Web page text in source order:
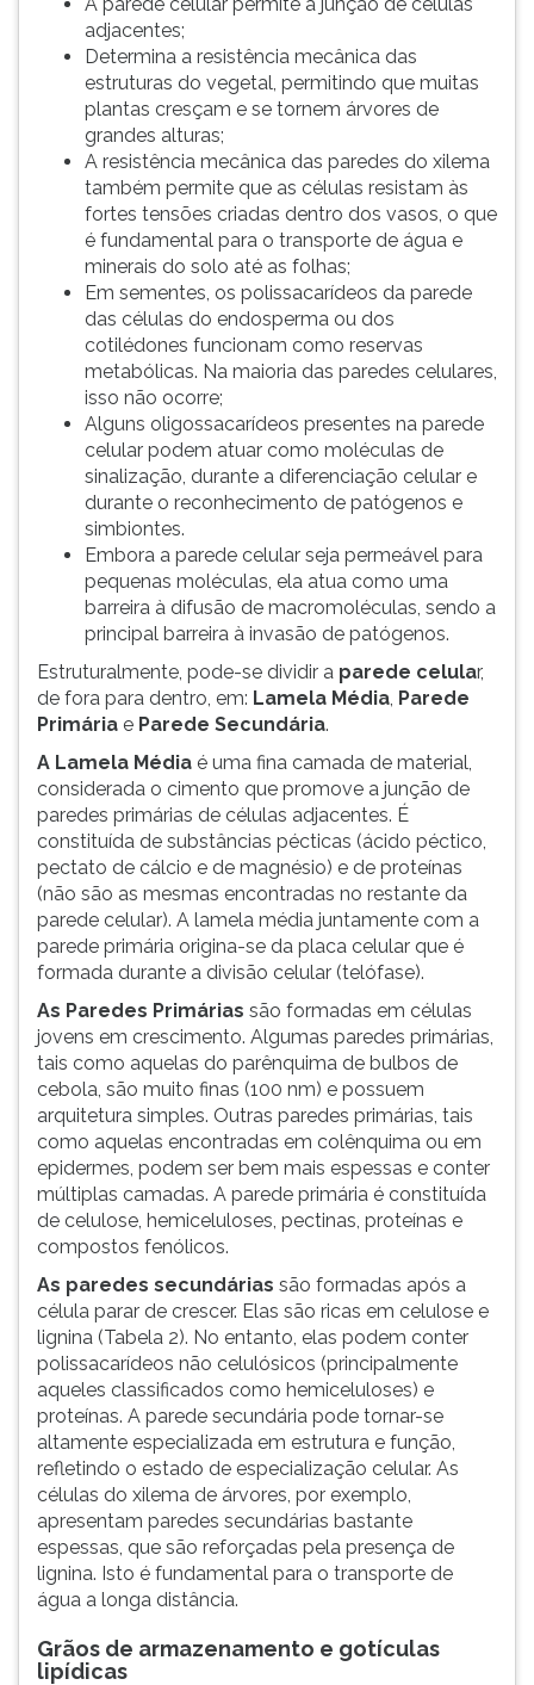
adjacentes;
Determina a resistência mecânica das
estruturas do vegetal, permitindo que muitas
plantas cresçam e se tornem árvores de
grandes alturas;
A resistência mecânica das paredes do xilema
também permite que as células resistam às
fortes tensões criadas dentro dos vasos, o que
é fundamental para o transporte de água e
minerais do solo até as folhas;
Em sementes, os polissacarídeos da parede
das células do endosperma ou dos
cotilédones funcionam como reservas
metabólicas. Na maioria das paredes celulares,
isso não ocorre;
Alguns oligossacarídeos presentes na parede
celular podem atuar como moléculas de
sinalização, durante a diferenciação celular e
durante o reconhecimento de patógenos e
simbiontes.
Embora a parede celular seja permeável para
pequenas moléculas, ela atua como uma
barreira à difusão de macromoléculas, sendo a
principal barreira à invasão de patógenos.
Estruturalmente, pode-se dividir a parede celular,
de fora para dentro, em: Lamela Média, Parede
Primária e Parede Secundária.
A Lamela Média é uma fina camada de material,
considerada o cimento que promove a junção de
paredes primárias de células adjacentes. É
constituída de substâncias pécticas (ácido péctico,
pectato de cálcio e de magnésio) e de proteínas
(não são as mesmas encontradas no restante da
parede celular). A lamela média juntamente com a
parede primária origina-se da placa celular que é
formada durante a divisão celular (telófase).
As Paredes Primárias são formadas em células
jovens em crescimento. Algumas paredes primárias,
tais como aquelas do parênquima de bulbos de
cebola, são muito finas (100 nm) e possuem
arquitetura simples. Outras paredes primárias, tais
como aquelas encontradas em colênquima ou em
epidermes, podem ser bem mais espessas e conter
múltiplas camadas. A parede primária é constituída
de celulose, hemiceluloses, pectinas, proteínas e
compostos fenólicos.
As paredes secundárias são formadas após a
célula parar de crescer. Elas são ricas em celulose e
lignina (Tabela 2). No entanto, elas podem conter
polissacarídeos não celulósicos (principalmente
aqueles classificados como hemiceluloses) e
proteínas. A parede secundária pode tornar-se
altamente especializada em estrutura e função,
refletindo o estado de especialização celular. As
células do xilema de árvores, por exemplo,
apresentam paredes secundárias bastante
espessas, que são reforçadas pela presença de
lignina. Isto é fundamental para o transporte de
água a longa distância.
Grãos de armazenamento e gotículas
lipídicas